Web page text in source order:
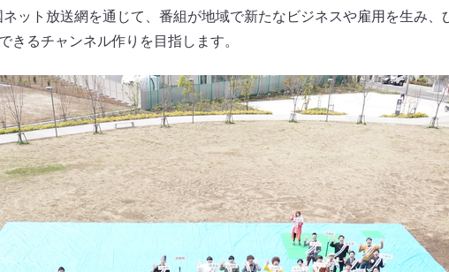
ット放送網を通じて、番組が地域で新たなビジネスや雇用を生み、
きるチャンネル作りを目指します。